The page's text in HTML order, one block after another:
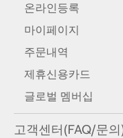
온라인등록
마이페이지
주문내역
제휴신용카드
글로벌 멤버십
고객센터(FAQ/문의